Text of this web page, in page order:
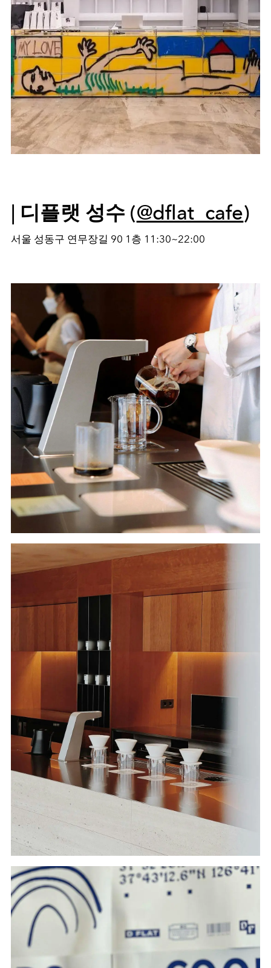
| 디플랫 성수 (@dflat_cafe)
서울 성동구 연무장길 90 1층 11:30~22:00